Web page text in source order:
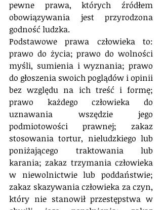
pewne prawa, których źródłem
obowiązywania jest przyrodzona
godność ludzka.
Podstawowe prawa człowieka to:
prawo do życia; prawo do wolności
myśli, sumienia i wyznania; prawo
do głoszenia swoich poglądów i opinii
bez względu na ich treść i formę;
prawo każdego człowieka do
uznawania wszędzie jego
podmiotowości prawnej; zakaz
stosowania tortur, nieludzkiego lub
poniżającego traktowania lub
karania; zakaz trzymania człowieka
w niewolnictwie lub poddaństwie;
zakaz skazywania człowieka za czyn,
który nie stanowił przestępstwa w